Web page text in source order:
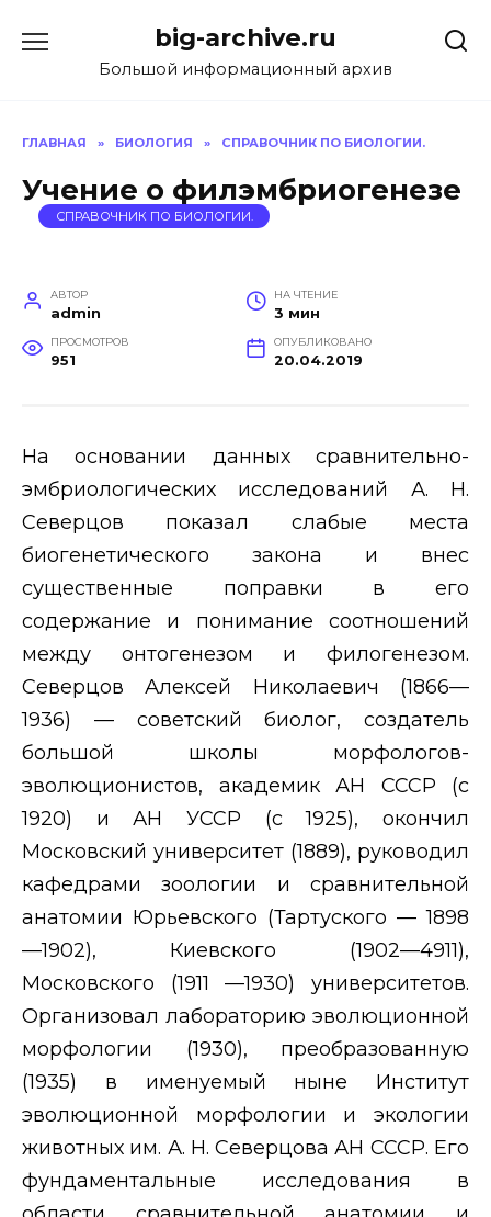
содержанию
big-archive.ru
Большой информационный архив
ГЛАВНАЯ » БИОЛОГИЯ » СПРАВОЧНИК ПО БИОЛОГИИ.
Учение о филэмбриогенезе
СПРАВОЧНИК ПО БИОЛОГИИ.
АВТОР
admin
НА ЧТЕНИЕ
3 мин
ПРОСМОТРОВ
951
ОПУБЛИКОВАНО
20.04.2019
На основании данных сравнительно-
эмбриологических исследований А. Н.
Северцов показал слабые места
биогенетического закона и внес
существенные поправки в его
содержание и понимание соотношений
между онтогенезом и филогенезом.
Северцов Алексей Николаевич (1866—
1936) — советский биолог, создатель
большой школы морфологов-
эволюционистов, академик АН СССР (с
1920) и АН УССР (с 1925), окончил
Московский университет (1889), руководил
кафедрами зоологии и сравнительной
анатомии Юрьевского (Тартуского — 1898
—1902), Киевского (1902—4911),
Московского (1911 —1930) университетов.
Организовал лабораторию эволюционной
морфологии (1930), преобразованную
(1935) в именуемый ныне Институт
эволюционной морфологии и экологии
животных им. А. Н. Северцова АН СССР. Его
фундаментальные исследования в